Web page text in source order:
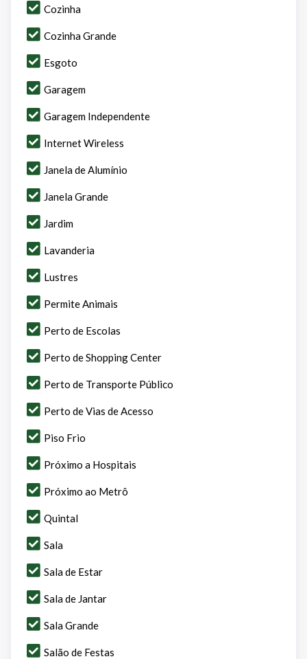
Cozinha
Cozinha Grande
Esgoto
Garagem
Garagem Independente
Internet Wireless
Janela de Alumínio
Janela Grande
Jardim
Lavanderia
Lustres
Permite Animais
Perto de Escolas
Perto de Shopping Center
Perto de Transporte Público
Perto de Vias de Acesso
Piso Frio
Próximo a Hospitais
Próximo ao Metrô
Quintal
Sala
Sala de Estar
Sala de Jantar
Sala Grande
Salão de Festas